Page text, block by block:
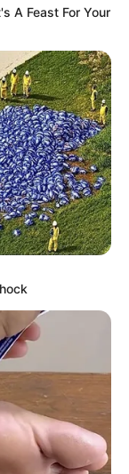
.
como um ato de
dos agentes no
quea medida
na prevenção de
A Feast For Your